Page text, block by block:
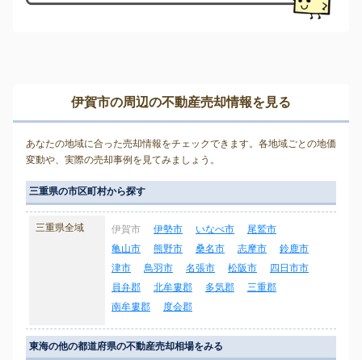
伊賀市の周辺の不動産売却情報を見る
あなたの地域に合った売却情報をチェックできます。各地域ごとの地価
変動や、実際の売却事例を見てみましょう。
三重県の市区町村から探す
三重県全域 伊賀市 伊勢市 いなべ市
尾鷲市
亀山市
熊野市 桑名市 志摩市
鈴鹿市
津市
鳥羽市 名張市 松阪市
四日市市
員弁郡
北牟婁郡 多気郡
三重郡
南牟婁郡
度会郡
東海の他の都道府県の不動産売却相場をみる